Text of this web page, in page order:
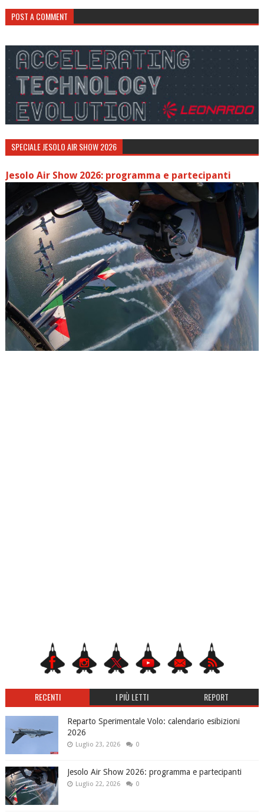
POST A COMMENT
SPECIALE JESOLO AIR SHOW 2026
Jesolo Air Show 2026: programma e partecipanti
RECENTI I PIÙ LETTI REPORT
Reparto Sperimentale Volo: calendario esibizioni
2026
Luglio 23, 2026 0
Jesolo Air Show 2026: programma e partecipanti
Luglio 22, 2026 0